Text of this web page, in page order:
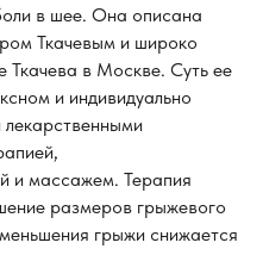
в шее. Она описана
Ткачевым и широко
Ткачева в Москве. Суть ее
и индивидуально
и массажем. Терапия
размеров грыжевого
грыжи снижается